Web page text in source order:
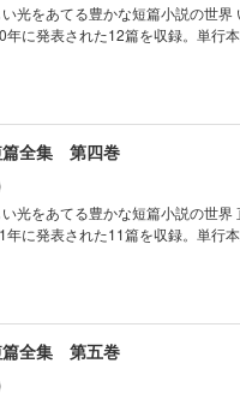
光をあてる豊かな短篇小説の世
年に発表された12篇を収録。単行
篇全集 第四巻
光をあてる豊かな短篇小説の世
年に発表された11篇を収録。単行
篇全集 第五巻